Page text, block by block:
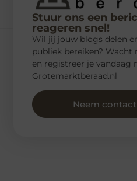
Stuur ons een
reageren snel!
Wil jij jouw blogs delen
publiek bereiken? Wacht
en registreer je vandaag
Grotemarktberaad.nl
Neem